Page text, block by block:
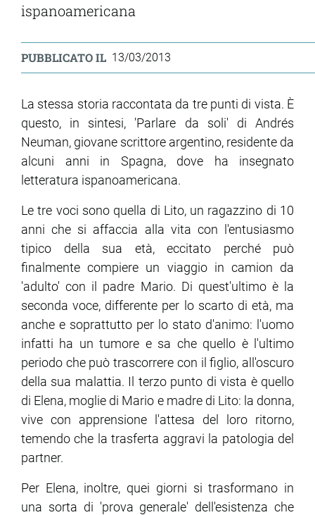
ispanoamericana
PUBBLICATO IL 13/03/2013
La stessa storia raccontata da tre punti di vista. È
questo, in sintesi, 'Parlare da soli' di Andrés
Neuman, giovane scrittore argentino, residente da
alcuni anni in Spagna, dove ha insegnato
letteratura ispanoamericana.
Le tre voci sono quella di Lito, un ragazzino di 10
anni che si affaccia alla vita con l'entusiasmo
tipico della sua età, eccitato perché può
finalmente compiere un viaggio in camion da
'adulto' con il padre Mario. Di quest'ultimo è la
seconda voce, differente per lo scarto di età, ma
anche e soprattutto per lo stato d'animo: l'uomo
infatti ha un tumore e sa che quello è l'ultimo
periodo che può trascorrere con il figlio, all'oscuro
della sua malattia. Il terzo punto di vista è quello
di Elena, moglie di Mario e madre di Lito: la donna,
vive con apprensione l'attesa del loro ritorno,
temendo che la trasferta aggravi la patologia del
partner.
Per Elena, inoltre, quei giorni si trasformano in
una sorta di 'prova generale' dell'esistenza che